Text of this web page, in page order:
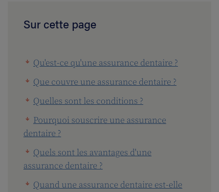
Sur cette page
Qu'est-ce qu'une assurance dentaire ?
Que couvre une assurance dentaire ?
Quelles sont les conditions ?
Pourquoi souscrire une assurance
dentaire ?
Quels sont les avantages d'une
assurance dentaire ?
Quand une assurance dentaire est-elle